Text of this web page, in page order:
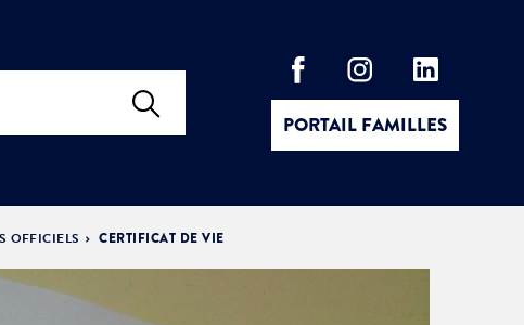
PORTAIL FAMILLES
OFFICIELS CERTIFICAT DE VIE